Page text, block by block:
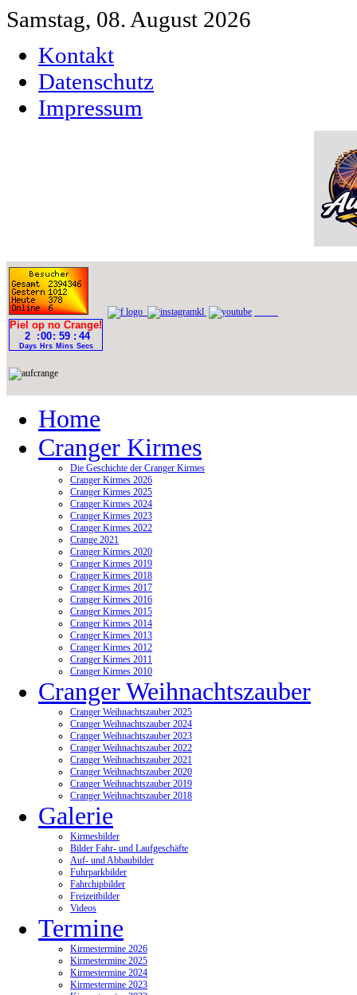
Samstag, 08. August 2026
Kontakt
Datenschutz
Impressum
Home
Cranger Kirmes
Die Geschichte der Cranger Kirmes
Cranger Kirmes 2026
Cranger Kirmes 2025
Cranger Kirmes 2024
Cranger Kirmes 2023
Cranger Kirmes 2022
Crange 2021
Cranger Kirmes 2020
Cranger Kirmes 2019
Cranger Kirmes 2018
Cranger Kirmes 2017
Cranger Kirmes 2016
Cranger Kirmes 2015
Cranger Kirmes 2014
Cranger Kirmes 2013
Cranger Kirmes 2012
Cranger Kirmes 2011
Cranger Kirmes 2010
Cranger Weihnachtszauber
Cranger Weihnachtszauber 2025
Cranger Weihnachtszauber 2024
Cranger Weihnachtszauber 2023
Cranger Weihnachtszauber 2022
Cranger Weihnachtszauber 2021
Cranger Weihnachtszauber 2020
Cranger Weihnachtszauber 2019
Cranger Weihnachtszauber 2018
Galerie
Kirmesbilder
Bilder Fahr- und Laufgeschäfte
Auf- und Abbaubilder
Fuhrparkbilder
Fahrchipbilder
Freizeitbilder
Videos
Termine
Kirmestermine 2026
Kirmestermine 2025
Kirmestermine 2024
Kirmestermine 2023